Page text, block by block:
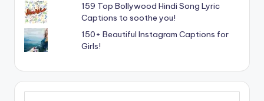
159 Top Bollywood Hindi Song Lyric
Captions to soothe you!
150+ Beautiful Instagram Captions for
Girls!